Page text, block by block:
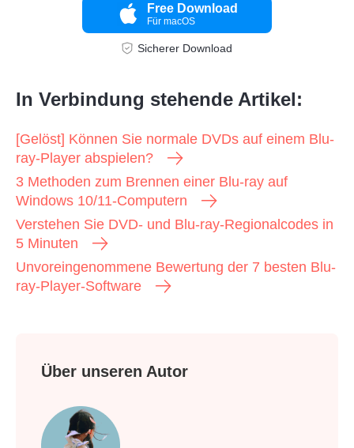
Free Download
Für macOS
Sicherer Download
In Verbindung stehende Artikel:
[Gelöst] Können Sie normale DVDs auf einem Blu-
ray-Player abspielen?
3 Methoden zum Brennen einer Blu-ray auf
Windows 10/11-Computern
Verstehen Sie DVD- und Blu-ray-Regionalcodes in
5 Minuten
Unvoreingenommene Bewertung der 7 besten Blu-
ray-Player-Software
Über unseren Autor